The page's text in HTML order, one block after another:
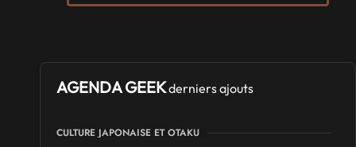
AGENDA GEEKderniers ajouts
CULTURE JAPONAISE ET OTAKU